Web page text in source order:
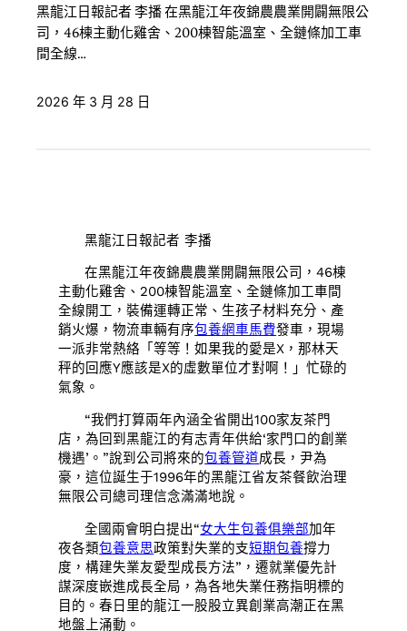
黑龍江日報記者 李播 在黑龍江年夜錦農農業開闢無限公
司，46棟主動化雞舍、200棟智能溫室、全鏈條加工車
間全線…
2026 年 3 月 28 日
黑龍江日報記者 李播
在黑龍江年夜錦農農業開闢無限公司，46棟
主動化雞舍、200棟智能溫室、全鏈條加工車間
全線開工，裝備運轉正常、生孩子材料充分、產
銷火爆，物流車輛有序包養網車馬費發車，現場
一派非常熱絡「等等！如果我的愛是X，那林天
秤的回應Y應該是X的虛數單位才對啊！」忙碌的
氣象。
“我們打算兩年內涵全省開出100家友茶門
店，為回到黑龍江的有志青年供給‘家門口的創業
機遇’。”說到公司將來的包養管道成長，尹為
豪，這位誕生于1996年的黑龍江省友茶餐飲治理
無限公司總司理信念滿滿地說。
全國兩會明白提出“女大生包養俱樂部加年
夜各類包養意思政策對失業的支短期包養撐力
度，構建失業友愛型成長方法”，遷就業優先計
謀深度嵌進成長全局，為各地失業任務指明標的
目的。春日里的龍江一股股立異創業高潮正在黑
地盤上涌動。